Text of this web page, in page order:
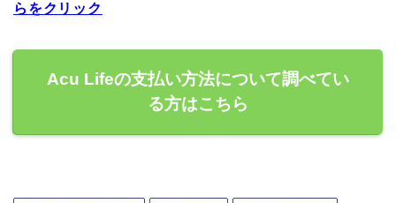
らをクリック
Acu Lifeの支払い方法について調べてい
る方はこちら